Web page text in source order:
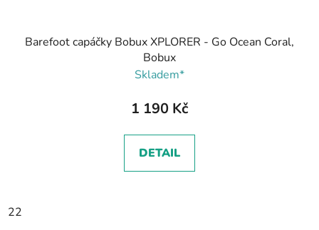
Barefoot capáčky Bobux XPLORER - Go Ocean Coral,
Bobux
Skladem*
1 190 Kč
DETAIL
22